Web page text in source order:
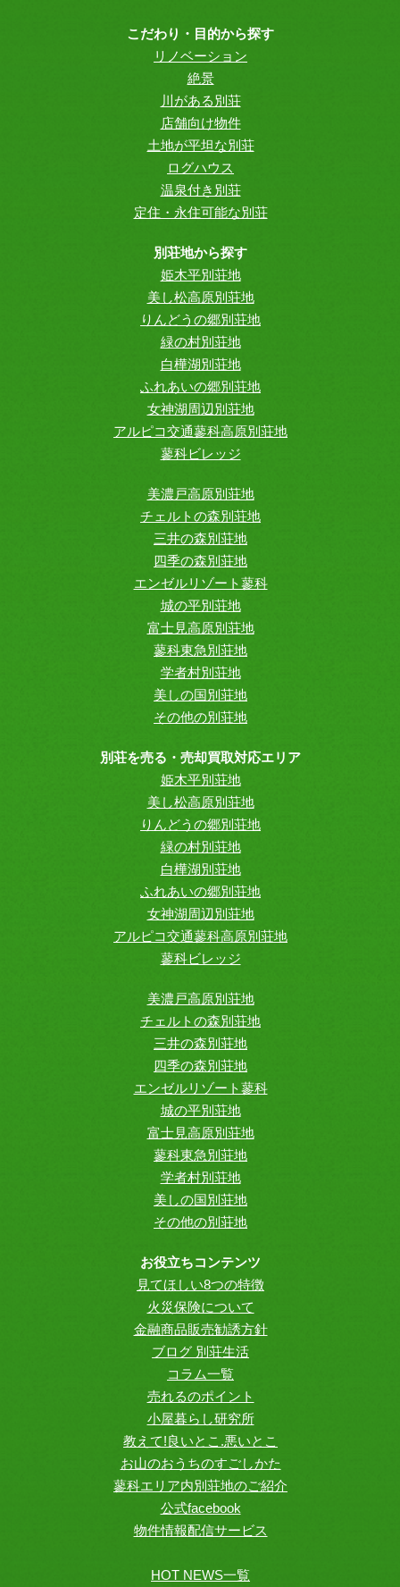
こだわり・目的から探す
リノベーション
絶景
川がある別荘
店舗向け物件
土地が平坦な別荘
ログハウス
温泉付き別荘
定住・永住可能な別荘
別荘地から探す
姫木平別荘地
美し松高原別荘地
りんどうの郷別荘地
緑の村別荘地
白樺湖別荘地
ふれあいの郷別荘地
女神湖周辺別荘地
アルピコ交通蓼科高原別荘地
蓼科ビレッジ
美濃戸高原別荘地
チェルトの森別荘地
三井の森別荘地
四季の森別荘地
エンゼルリゾート蓼科
城の平別荘地
富士見高原別荘地
蓼科東急別荘地
学者村別荘地
美しの国別荘地
その他の別荘地
別荘を売る・売却買取対応エリア
姫木平別荘地
美し松高原別荘地
りんどうの郷別荘地
緑の村別荘地
白樺湖別荘地
ふれあいの郷別荘地
女神湖周辺別荘地
アルピコ交通蓼科高原別荘地
蓼科ビレッジ
美濃戸高原別荘地
チェルトの森別荘地
三井の森別荘地
四季の森別荘地
エンゼルリゾート蓼科
城の平別荘地
富士見高原別荘地
蓼科東急別荘地
学者村別荘地
美しの国別荘地
その他の別荘地
お役立ちコンテンツ
見てほしい8つの特徴
火災保険について
金融商品販売勧誘方針
ブログ 別荘生活
コラム一覧
売れるのポイント
小屋暮らし研究所
教えて!良いとこ.悪いとこ
お山のおうちのすごしかた
蓼科エリア内別荘地のご紹介
公式facebook
物件情報配信サービス
HOT NEWS一覧